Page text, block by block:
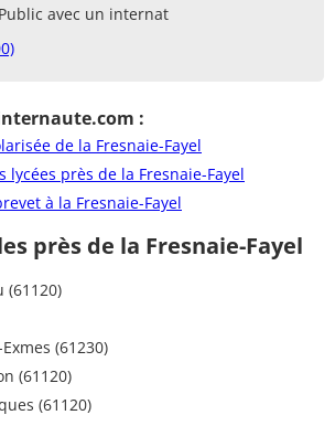
avec un internat
:
de la Fresnaie-Fayel
lycées près de la Fresnaie-Fayel
à la Fresnaie-Fayel
près de la Fresnaie-Fayel
(61120)
(61230)
(61120)
(61120)